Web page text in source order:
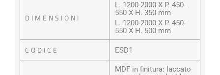
DIMENSIONI
L. 1200-2000 X P. 450-
550 X H. 350 mm
L. 1200-2000 X P. 450-
550 X H. 500 mm
CODICE ESD1
MDF in finitura: laccato